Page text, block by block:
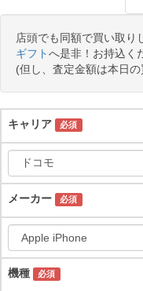
店頭でも同額で買い取り
ギフトへ是非！お持込く
(但し、査定金額は本日の
キャリア 必須
メーカー 必須
機種 必須